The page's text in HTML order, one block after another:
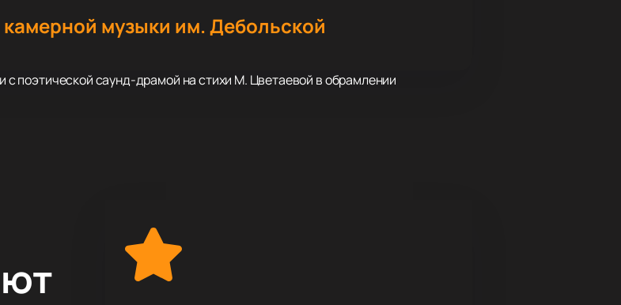
музыки им. Дебольской
с поэтической саунд-драмой на стихи М. Цветаевой в обрамлении